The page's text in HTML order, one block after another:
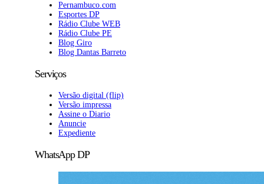
Pernambuco.com
Esportes DP
Rádio Clube WEB
Rádio Clube PE
Blog Giro
Blog Dantas Barreto
Serviços
Versão digital (flip)
Versão impressa
Assine o Diario
Anuncie
Expediente
WhatsApp DP